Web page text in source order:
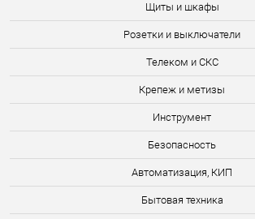
Щиты и шкафы
Розетки и выключатели
Телеком и СКС
Крепеж и метизы
Инструмент
Безопасность
Автоматизация, КИП
Бытовая техника